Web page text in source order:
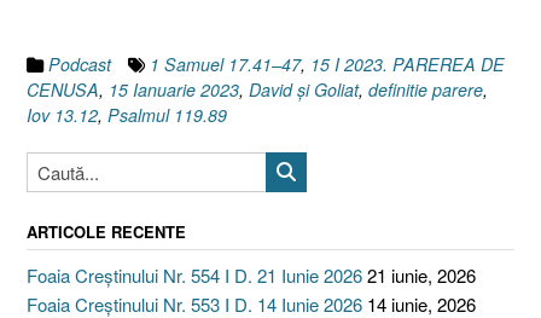
Podcast 1 Samuel 17.41–47, 15 I 2023. PAREREA DE
CENUSA, 15 Ianuarie 2023, David şi Goliat, definitie parere,
Iov 13.12, Psalmul 119.89
ARTICOLE RECENTE
Foaia Creștinului Nr. 554 I D. 21 Iunie 202621 iunie, 2026
Foaia Creștinului Nr. 553 I D. 14 Iunie 2026 14 iunie, 2026